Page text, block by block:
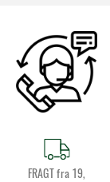
FRAGT fra 19,